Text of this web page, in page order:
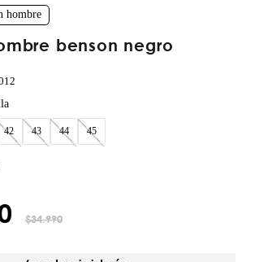
hombre
benson negro
42 43 44 45
$34.990